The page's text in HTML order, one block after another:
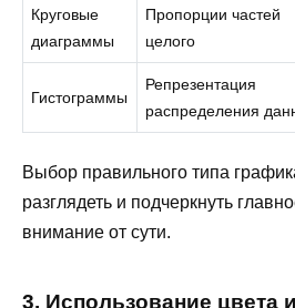
Круговые
диаграммы
Пропорции частей
целого
Гистограммы
Репрезентация
распределения
Выбор правильного типа
разглядеть и подчеркнуть
внимание от сути.
3. Использование цвета